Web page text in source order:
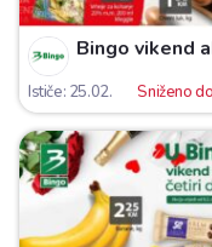
Bingo vikend
Ističe: 25.02. Sniženo